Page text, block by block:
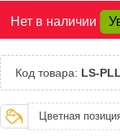
Краснодар:
Самара:
Тверь:
Тюмень:
Челябинск:
Нет в наличии
Код товара: LS-
Цветная